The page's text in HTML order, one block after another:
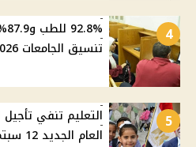
4
تنسيق الجامعات 2026 وأماكن المرحلة الثانية
5
التعليم تنفي
العام الجديد 12 سبتمبر والدولية 6 سبتمبر